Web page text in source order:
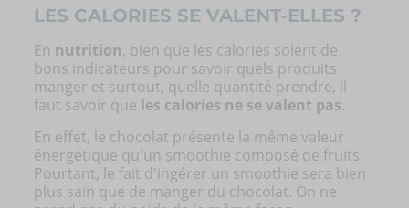
LES CALORIES SE VALENT-ELLES ?
En nutrition, bien que les calories soient de
bons indicateurs pour savoir quels produits
manger et surtout, quelle quantité prendre, il
faut savoir que les calories ne se valent pas.
En effet, le chocolat présente la même valeur
énergétique qu'un smoothie composé de fruits.
Pourtant, le fait d'ingérer un smoothie sera bien
plus sain que de manger du chocolat. On ne